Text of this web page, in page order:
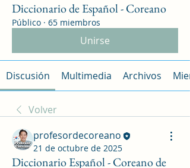
Diccionario de Español - Coreano
Público · 65 miembros
Unirse
Discusión Multimedia Archivos
Volver
profesordecoreano
21 de octubre de 2025
Diccionario Español - Coreano de